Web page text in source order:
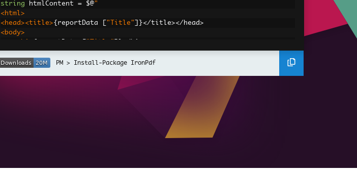
string htmlContent = $@"
<html>
<head><title>{ reportData "Title" ]}</title></ head>
<body>
<p>Month: {reportData ["Month"]}</p>
<p>Year: {reportData ["Year" ]}</p>
reportData "ItemsSold" p
htmlContent
Install-Package IronPdf